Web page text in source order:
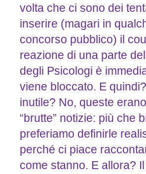
volta che ci sono dei
inserire (magari in
concorso pubblico) il
reazione di una parte
degli Psicologi è
viene bloccato. E quindi?
inutile? No, queste
“brutte” notizie: più che
preferiamo definirle
perché ci piace
come stanno. E allora?